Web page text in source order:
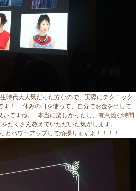
時代大人気だった方なので、実際にテクニック
す！ 休みの日を使って、自分でお金を出して
いですね。 本当に楽しかったし、有意義な時間
たくさん教えていただいた気がします。
とパワーアップして頑張りますよ！！！！